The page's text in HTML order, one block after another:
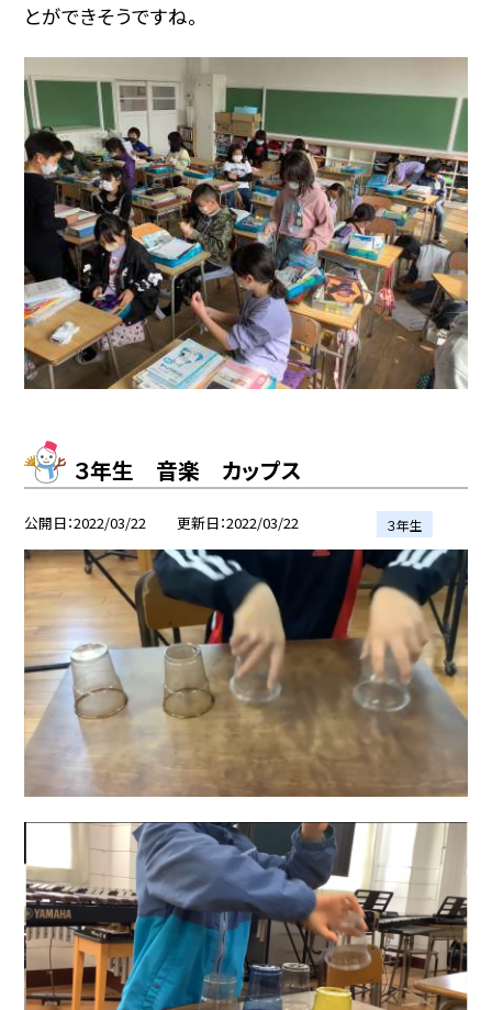
とができそうですね。
３年生 音楽 カップス
公開日 2022/03/22 更新日 2022/03/22 ３年生